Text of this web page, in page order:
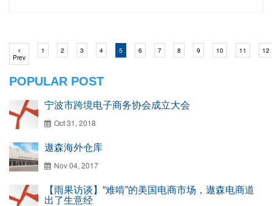
PrevPrevious
1 (current)
2 (current)
3 (current)
4(current)
5 (current)
6 (current)
7(current)
8 (current)
9 (current)
10 (current)
11 (current)
12
POPULAR POST
宁波市跨境电子商务协会成立大会
Oct 31, 2018
遨森海外仓库
Nov 04, 2017
【雨果访谈】“难啃”的美国电商市场，遨森电商道
出了生意经